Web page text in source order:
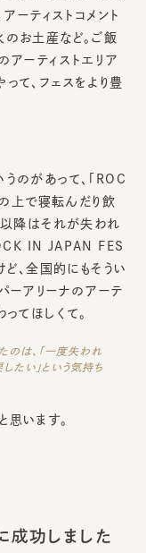
ーティストコメント
お土産など。ご飯
アーティストエリア
て、フェスをより豊
のがあって、「ROC
上で寝転んだり飲
降はそれが失われ
IN JAPAN FES
、全国的にもそうい
ーアリーナのアーテ
ってほしくて。
のは、「一度失われ
たい」という気持ち
思います。
成功しました